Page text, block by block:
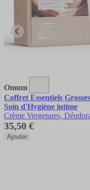
Omum
Coffret Essentiels
Soin d'Hygiène intime
Crème Vergetures,
35,50 €
Ajouter